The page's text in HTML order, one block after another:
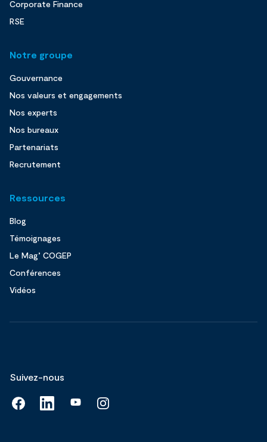
Corporate Finance
RSE
Notre groupe
Gouvernance
Nos valeurs et engagements
Nos experts
Nos bureaux
Partenariats
Recrutement
Ressources
Blog
Témoignages
Le Mag’ COGEP
Conférences
Vidéos
Suivez-nous